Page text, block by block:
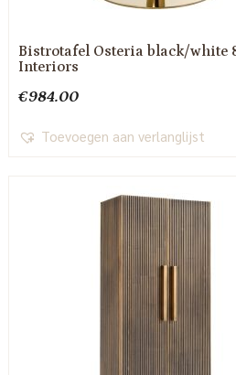
Bistrotafel Osteria black/white
Interiors
€984.00
Toevoegen aan verlanglijst